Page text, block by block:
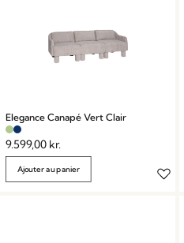
Elegance Canapé Vert Clair
9.599,00 kr.
Ajouter au panier